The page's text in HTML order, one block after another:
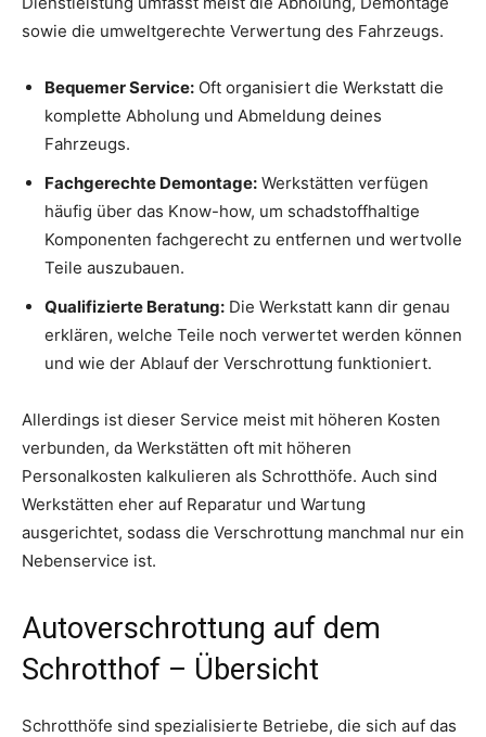
sowie die umweltgerechte Verwertung des Fahrzeugs.
Bequemer Service: Oft organisiert die Werkstatt die
komplette Abholung und Abmeldung deines
Fahrzeugs.
Fachgerechte Demontage: Werkstätten verfügen
häufig über das Know-how, um schadstoffhaltige
Komponenten fachgerecht zu entfernen und wertvolle
Teile auszubauen.
Qualifizierte Beratung: Die Werkstatt kann dir genau
erklären, welche Teile noch verwertet werden können
und wie der Ablauf der Verschrottung funktioniert.
Allerdings ist dieser Service meist mit höheren Kosten
verbunden, da Werkstätten oft mit höheren
Personalkosten kalkulieren als Schrotthöfe. Auch sind
Werkstätten eher auf Reparatur und Wartung
ausgerichtet, sodass die Verschrottung manchmal nur ein
Nebenservice ist.
Autoverschrottung auf dem
Schrotthof – Übersicht
Schrotthöfe sind spezialisierte Betriebe, die sich auf das